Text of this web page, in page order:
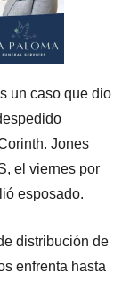
un caso que dio
Jones
el viernes por
esposado.
distribución de
enfrenta hasta